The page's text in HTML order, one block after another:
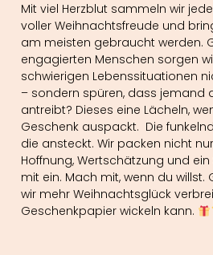
Mit viel Herzblut sammeln wir
voller Weihnachtsfreude und
am meisten gebraucht werden.
engagierten Menschen sorgen
schwierigen Lebenssituationen
– sondern spüren, dass jemand
antreibt? Dieses eine Lächeln,
Geschenk auspackt. Die
die ansteckt. Wir packen nicht
Hoffnung, Wertschätzung und
mit ein. Mach mit, wenn du
wir mehr Weihnachtsglück
Geschenkpapier wickeln kann.